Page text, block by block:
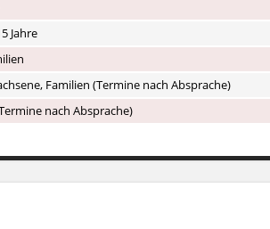
Jahre
Familien (Termine nach Absprache)
nach Absprache)